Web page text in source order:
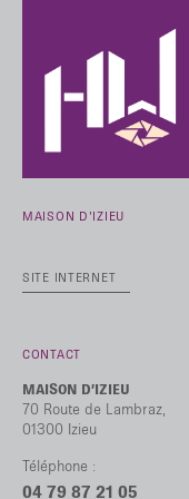
MAISON D'IZIEU
SITE INTERNET
CONTACT
MAISON D’IZIEU
70 Route de Lambraz,
01300 Izieu
Téléphone :
04 79 87 21 05